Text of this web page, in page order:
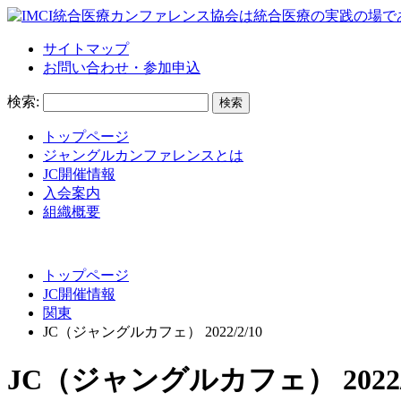
サイトマップ
お問い合わせ・参加申込
検索:
トップページ
ジャングルカンファレンスとは
JC開催情報
入会案内
組織概要
トップページ
JC開催情報
関東
JC（ジャングルカフェ） 2022/2/10
JC（ジャングルカフェ）